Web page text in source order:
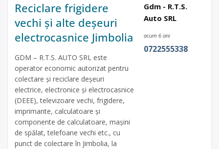
Reciclare frigidere
vechi și alte deșeuri
electrocasnice Jimbolia
GDM – R.T.S. AUTO SRL este
operator economic autorizat pentru
colectare și reciclare deșeuri
electrice, electronice și electrocasnice
(DEEE), televizoare vechi, frigidere,
imprimante, calculatoare și
componente de calculatoare, mașini
de spălat, telefoane vechi etc., cu
punct de colectare în Jimbolia, la
Gdm - R.T.S.
Auto SRL
acum 6 ani
0722555338